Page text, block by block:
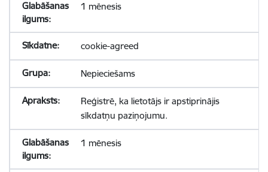
1 mēnesis
cookie-agreed
Nepieciešams
Reģistrē, ka lietotājs ir apstiprinājis
sīkdatņu paziņojumu.
1 mēnesis